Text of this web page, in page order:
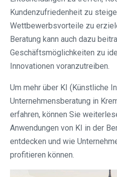
Kundenzufriedenheit zu
Wettbewerbsvorteile zu
Beratung kann auch dazu
Geschäftsmöglichkeiten zu
Innovationen voranzutreiben.
Um mehr über KI (Künstliche
Unternehmensberatung in
erfahren, können Sie
Anwendungen von KI in der
entdecken und wie
profitieren können.